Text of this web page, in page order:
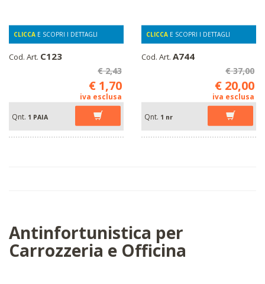
CLICCA E SCOPRI I DETTAGLI
Cod. Art. C123
€ 2,43
€ 1,70
iva esclusa
Qnt. 1 PAIA
CLICCA E SCOPRI I DETTAGLI
Cod. Art. A744
€ 37,00
€ 20,00
iva esclusa
Qnt. 1 nr
Antinfortunistica per
Carrozzeria e Officina